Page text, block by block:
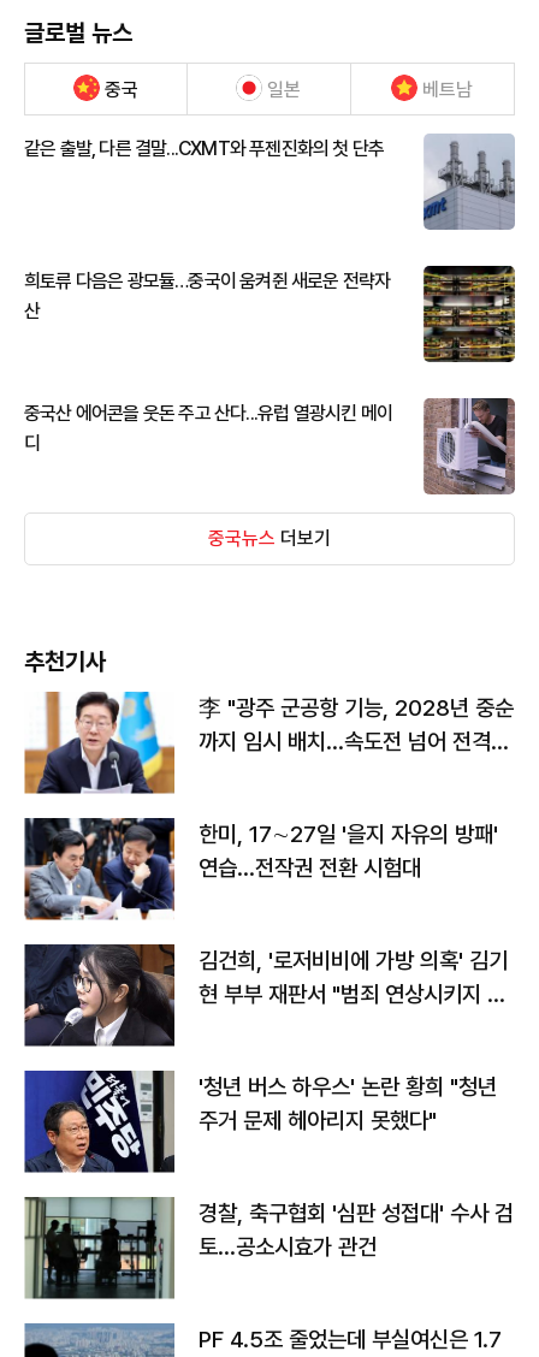
글로벌 뉴스
중국 일본 베트남
같은 출발, 다른 결말...CXMT와 푸젠진화의 첫 단추
희토류 다음은 광모듈…중국이 움켜쥔 새로운 전략자
산
중국산 에어콘을 웃돈 주고 산다...유럽 열광시킨 메이
디
중국뉴스 더보기
추천기사
李 "광주 군공항 기능, 2028년 중순
까지 임시 배치…속도전 넘어 전격
한미, 17∼27일 '을지 자유의 방패'
연습…전작권 전환 시험대
김건희, '로저비비에 가방 의혹' 김기
현 부부 재판서 "범죄 연상시키지 말
'청년 버스 하우스' 논란 황희 "청년
주거 문제 헤아리지 못했다"
경찰, 축구협회 '심판 성접대' 수사 검
토…공소시효가 관건
PF 4.5조 줄었는데 부실여신은 1.7